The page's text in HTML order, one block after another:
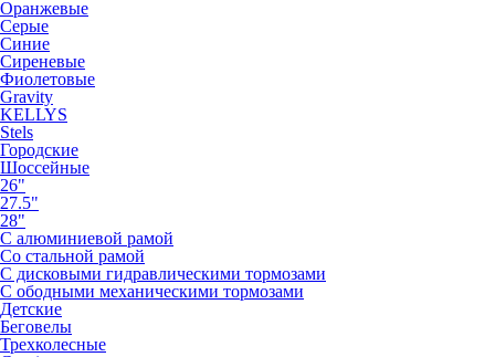
Оранжевые
Серые
Синие
Сиреневые
Фиолетовые
Gravity
KELLYS
Stels
Городские
Шоссейные
26"
27.5"
28"
С алюминиевой рамой
Со стальной рамой
С дисковыми гидравлическими тормозами
С ободными механическими тормозами
Детские
Беговелы
Трехколесные